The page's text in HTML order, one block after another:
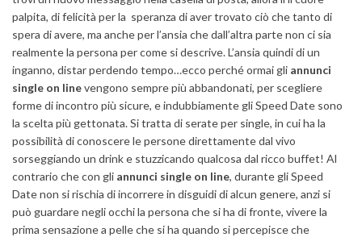
palpita, di felicità per la speranza di aver trovato ciò che tanto di
spera di avere, ma anche per l’ansia che dall’altra parte non ci sia
realmente la persona per come si descrive. L’ansia quindi di un
inganno, distar perdendo tempo…ecco perché ormai gli annunci
single on linevengono sempre più abbandonati, per scegliere
forme di incontro più sicure, e indubbiamente gli Speed Date sono
la scelta più gettonata. Si tratta di serate per single, in cui ha la
possibilità di conoscere le persone direttamente dal vivo
sorseggiando un drink e stuzzicando qualcosa dal ricco buffet! Al
contrario che con gli annunci single on line, durante gli Speed
Date non si rischia di incorrere in disguidi di alcun genere, anzi si
può guardare negli occhi la persona che si ha di fronte, vivere la
prima sensazione a pelle che si ha quando si percepisce che